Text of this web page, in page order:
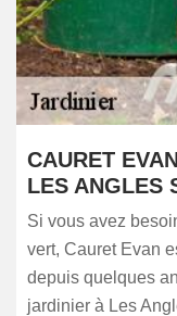
CAURET
LES ANGLES
Si vous avez
vert, Cauret Evan
depuis quelques
jardinier à Les